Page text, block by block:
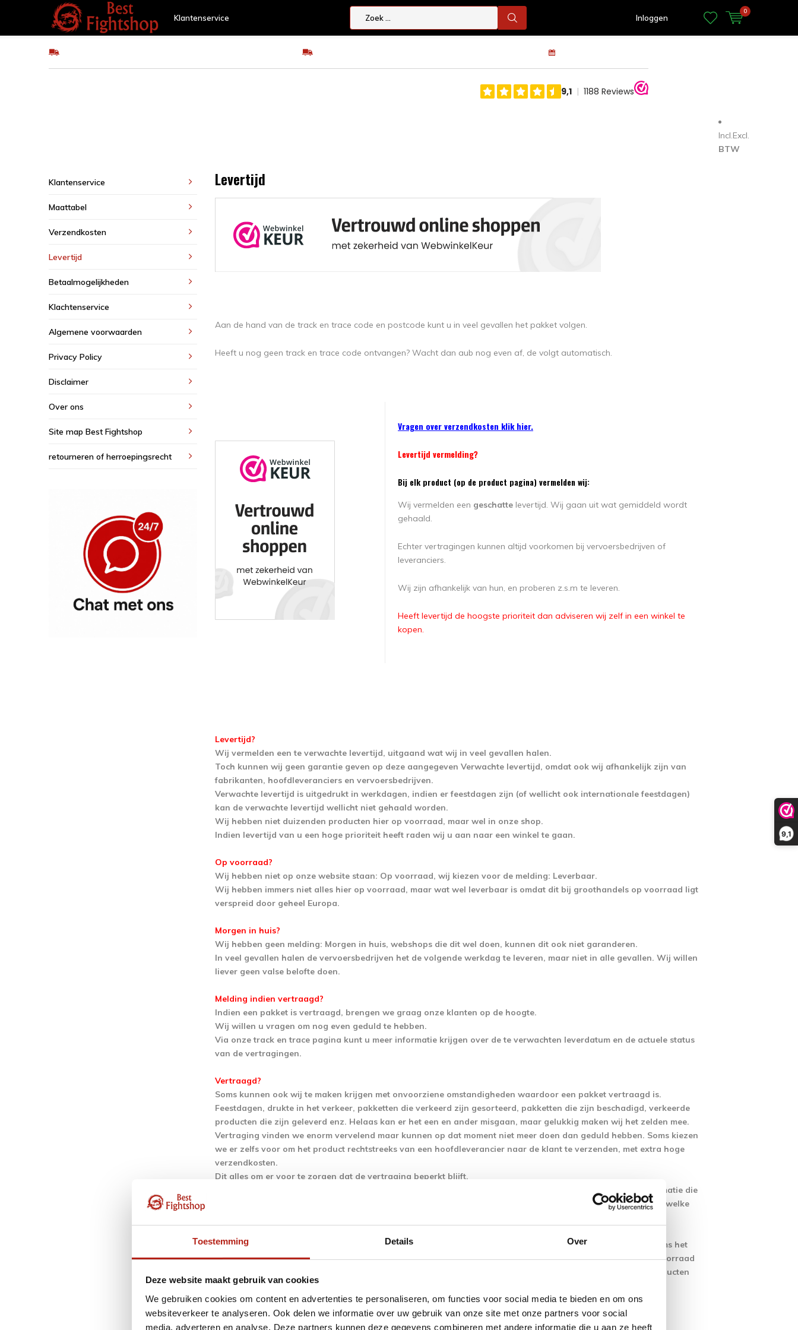
Toestemming Details Over
Deze website maakt gebruik van cookies
We gebruiken cookies om content en advertenties te personaliseren, om functies voor social media te bieden en om ons
websiteverkeer te analyseren. Ook delen we informatie over uw gebruik van onze site met onze partners voor social
media, adverteren en analyse. Deze partners kunnen deze gegevens combineren met andere informatie die u aan ze heeft
9,1
Klantenservice Inloggen
0
Incl.Excl.
BTW
Levertijd
Aan de hand van de track en trace code en postcode kunt u in veel gevallen het pakket volgen.
Heeft u nog geen track en trace code ontvangen? Wacht dan aub nog even af, de volgt automatisch.
Vragen over verzendkosten klik hier.
Levertijd vermelding?
Bij elk product (op de product pagina) vermelden wij:
Wij vermelden een geschatte levertijd. Wij gaan uit wat gemiddeld wordt
gehaald.
Echter vertragingen kunnen altijd voorkomen bij vervoersbedrijven of
leveranciers.
Wij zijn afhankelijk van hun, en proberen z.s.m te leveren.
Heeft levertijd de hoogste prioriteit dan adviseren wij zelf in een winkel te
kopen.
Levertijd?
Wij vermelden een te verwachte levertijd, uitgaand wat wij in veel gevallen halen.
Toch kunnen wij geen garantie geven op deze aangegeven Verwachte levertijd, omdat ook wij afhankelijk zijn van
fabrikanten, hoofdleveranciers en vervoersbedrijven.
Verwachte levertijd is uitgedrukt in werkdagen, indien er feestdagen zijn (of wellicht ook internationale feestdagen)
kan de verwachte levertijd wellicht niet gehaald worden.
Wij hebben niet duizenden producten hier op voorraad, maar wel in onze shop.
Indien levertijd van u een hoge prioriteit heeft raden wij u aan naar een winkel te gaan.
Op voorraad?
Wij hebben niet op onze website staan: Op voorraad, wij kiezen voor de melding: Leverbaar.
Wij hebben immers niet alles hier op voorraad, maar wat wel leverbaar is omdat dit bij groothandels op voorraad ligt
verspreid door geheel Europa.
Morgen in huis?
Wij hebben geen melding: Morgen in huis, webshops die dit wel doen, kunnen dit ook niet garanderen.
In veel gevallen halen de vervoersbedrijven het de volgende werkdag te leveren, maar niet in alle gevallen. Wij willen
liever geen valse belofte doen.
Melding indien vertraagd?
Indien een pakket is vertraagd, brengen we graag onze klanten op de hoogte.
Wij willen u vragen om nog even geduld te hebben.
Via onze track en trace pagina kunt u meer informatie krijgen over de te verwachten leverdatum en de actuele status
van de vertragingen.
Vertraagd?
Soms kunnen ook wij te maken krijgen met onvoorziene omstandigheden waardoor een pakket vertraagd is.
Feestdagen, drukte in het verkeer, pakketten die verkeerd zijn gesorteerd, pakketten die zijn beschadigd, verkeerde
producten die zijn geleverd enz. Helaas kan er het een en ander misgaan, maar gelukkig maken wij het zelden mee.
Vertraging vinden we enorm vervelend maar kunnen op dat moment niet meer doen dan geduld hebben. Soms kiezen
we er zelfs voor om het product rechtstreeks van een hoofdleverancier naar de klant te verzenden, met extra hoge
verzendkosten.
Dit alles om er voor te zorgen dat de vertraging beperkt blijft.
Tevens hebben we met vele leveranciers een voorraad koppeling, het kan echter soms gebeuren dat de informatie die
ons wordt aangeboden niet actueel blijkt te zijn omdat de verkoop sneller kan gaan dan een voorraad status welke
Daarin tegen leveren wij vele unieke producten die u niet snel ergens anders zult vinden en is het daarom soms het
wachten waard! Het is een bewuste keuze om een groot aantal aan te bieden en deze niet allemaal hier op voorraad
te leggen. Dit doen onze fabrikanten en hoofdleverancieren voor ons. Wij weten wat de meest verkochte producten
zijn en kiezen bewust wat er hier op voorraad wordt gelegd, dit komt ten goede voor de productprijs.
Orderverwerking?
Indien u bij Best Fightshop een order plaatst gaat het als volgt.
Klantenservice
Maattabel
Verzendkosten
Levertijd
Betaalmogelijkheden
Klachtenservice
Algemene voorwaarden
Privacy Policy
Disclaimer
Over ons
Site map Best Fightshop
retourneren of herroepingsrecht